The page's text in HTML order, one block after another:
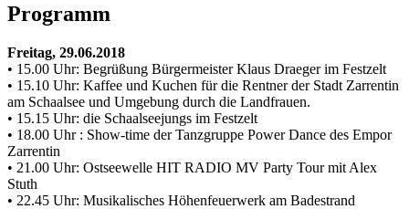
Programm
Freitag, 29.06.2018
• 15.00 Uhr: Begrüßung Bürgermeister Klaus Draeger im Festzelt
• 15.10 Uhr: Kaffee und Kuchen für die Rentner der Stadt Zarrentin
am Schaalsee und Umgebung durch die Landfrauen.
• 15.15 Uhr: die Schaalseejungs im Festzelt
• 18.00 Uhr : Show-time der Tanzgruppe Power Dance des Empor
Zarrentin
• 21.00 Uhr: Ostseewelle HIT RADIO MV Party Tour mit Alex
Stuth
• 22.45 Uhr: Musikalisches Höhenfeuerwerk am Badestrand